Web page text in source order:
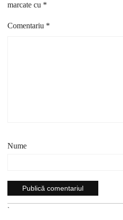
marcate cu *
Comentariu *
Nume
`